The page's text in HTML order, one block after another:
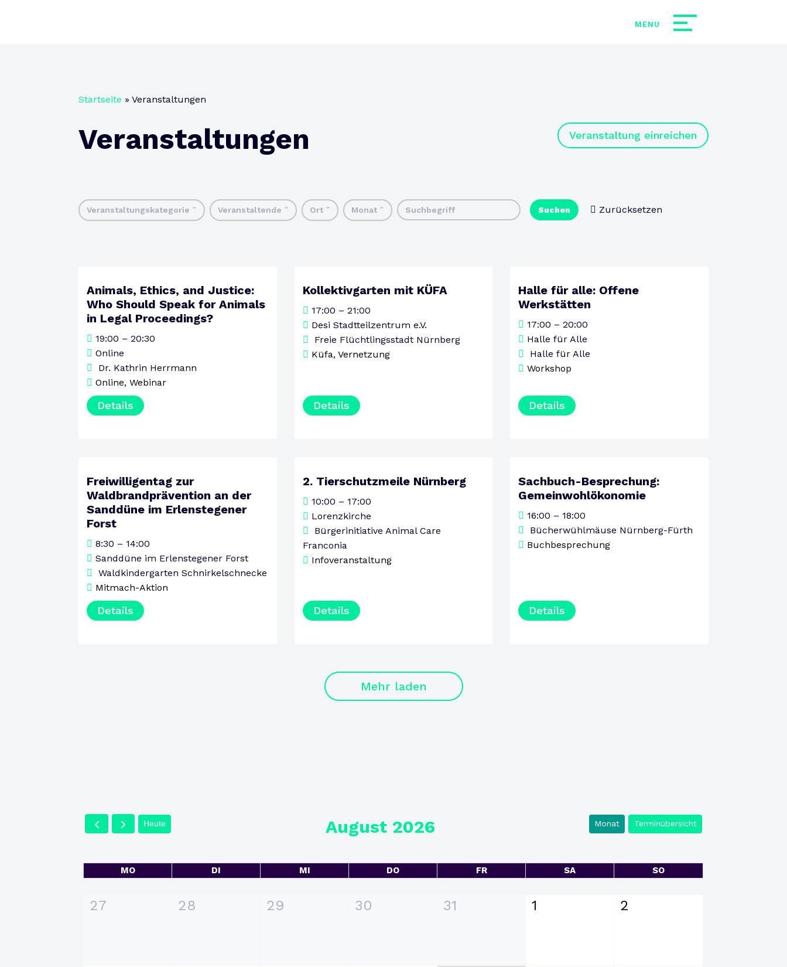
Startseite »Veranstaltungen
Veranstaltungen Veranstaltung einreichen
Veranstaltungskategorie Veranstaltende Ort Monat Suchen Zurücksetzen
10
MONTAG
Animals, Ethics, and Justice:
Who Should Speak for Animals
in Legal Proceedings?
19:00 – 20:30
Online
Dr. Kathrin Herrmann
Online,Webinar
Details
13
AUGUST
DONNERSTAG
Kollektivgarten mit KÜFA
17:00 – 21:00
Desi Stadtteilzentrum e.V.
Freie Flüchtlingsstadt Nürnberg
Küfa, Vernetzung
Details
13
DONNERSTAG
Halle für alle: Offene
Werkstätten
17:00 – 20:00
Halle für Alle
Halle für Alle
Workshop
Details
15
SAMSTAG
Freiwilligentag zur
Waldbrandprävention an der
Sanddüne im Erlenstegener
Forst
8:30 – 14:00
Sanddüne im Erlenstegener Forst
Waldkindergarten Schnirkelschnecke
Mitmach-Aktion
Details
15
AUGUST
SAMSTAG
2. Tierschutzmeile Nürnberg
10:00 – 17:00
Lorenzkirche
Bürgerinitiative Animal Care
Franconia
Infoveranstaltung
Details
15
SAMSTAG
Sachbuch-Besprechung:
Gemeinwohlökonomie
16:00 – 18:00
Bücherwühlmäuse Nürnberg-Fürth
Buchbesprechung
Details
Mehr laden
Heute August 2026 Monat Terminübersicht
MO DI MI DO FR SA SO
27 28 29 30 31 1 2